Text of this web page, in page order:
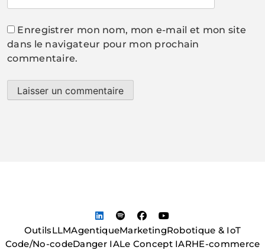
Enregistrer mon nom, mon e-mail et mon site
dans le navigateur pour mon prochain
commentaire.
OutilsLLMAgentiqueMarketingRobotique & IoT
Code/No-codeDanger IALe Concept IARHE-commerce